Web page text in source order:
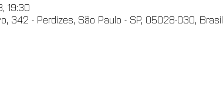
19:30
342 - Perdizes, São Paulo - SP, 05028-030, Brasil